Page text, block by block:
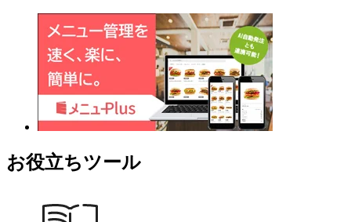
お役立ちツール